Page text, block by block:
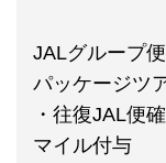
JALグループ
パッケージツ
・往復JAL便
マイル付与